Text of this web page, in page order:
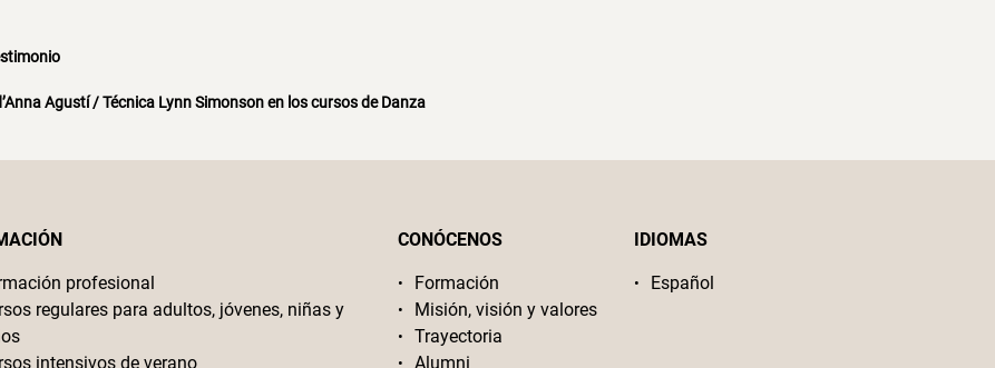
Agustí / Técnica Lynn Simonson en los cursos de Danza
profesional
regulares para adultos, jóvenes, niñas y
intensivos de verano
CONÓCENOS
Formación
Misión, visión y valores
Trayectoria
Alumni
IDIOMAS
Español